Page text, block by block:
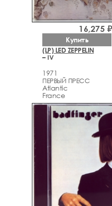
(LP) LED ZEPPELIN
– IV
1971
ПЕРВЫЙ ПРЕСС
Atlantic
France
16,275 ₽
Купить